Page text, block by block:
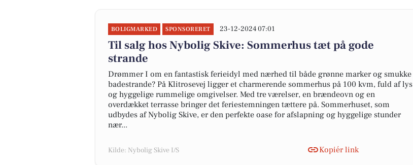
BOLIGMARKED SPONSORERET 23-12-2024 07:01
Til salg hos Nybolig Skive: Sommerhus tæt på gode
strande
Drømmer I om en fantastisk ferieidyl med nærhed til både grønne marker og smukke
badestrande? På Klitrosevej ligger et charmerende sommerhus på 100 kvm, fuld af lys
og hyggelige rummelige omgivelser. Med tre værelser, en brændeovn og en
overdækket terrasse bringer det feriestemningen tættere på. Sommerhuset, som
udbydes af Nybolig Skive, er den perfekte oase for afslapning og hyggelige stunder
nær...
Kilde: Nybolig Skive I/S Kopiér link